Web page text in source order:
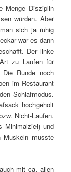
Menge Disziplin
würden. Aber
sich ja ruhig
war es dann
Der linke
zu Laufen für
Runde noch
im Restaurant
Schlafmodus.
hochgeholt
Nicht-Laufen.
Minimalziel) und
Muskeln musste
mit ca. allen